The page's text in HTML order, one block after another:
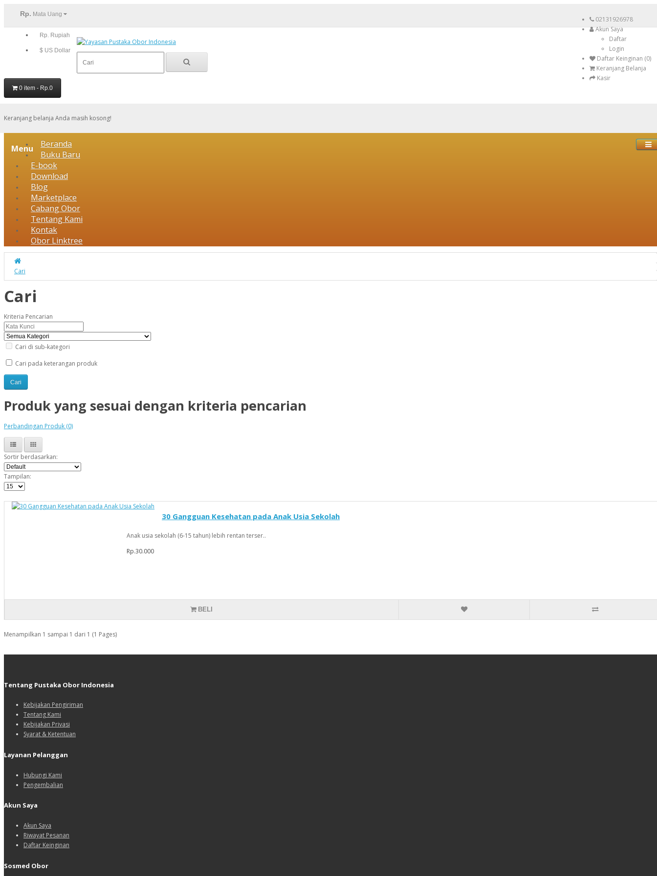
Rp. Mata Uang
Rp. Rupiah
$ US Dollar
02131926978
Akun Saya
Daftar
Login
Daftar Keinginan (0)
Keranjang Belanja
Kasir
0 item - Rp.0
Keranjang belanja Anda masih kosong!
Menu
Beranda
Buku Baru
E-book
Download
Blog
Marketplace
Cabang Obor
Tentang Kami
Kontak
Obor Linktree
Cari
Cari
Kriteria Pencarian
Cari di sub-kategori
Cari pada keterangan produk
Produk yang sesuai dengan kriteria pencarian
Perbandingan Produk (0)
Sortir berdasarkan:
Tampilan:
30 Gangguan Kesehatan pada Anak Usia Sekolah
Anak usia sekolah (6-15 tahun) lebih rentan terser..
Rp.30.000
BELI
Menampilkan 1 sampai 1 dari 1 (1 Pages)
Tentang Pustaka Obor Indonesia
Kebijakan Pengiriman
Tentang Kami
Kebijakan Privasi
Syarat & Ketentuan
Layanan Pelanggan
Hubungi Kami
Pengembalian
Akun Saya
Akun Saya
Riwayat Pesanan
Daftar Keinginan
Sosmed Obor